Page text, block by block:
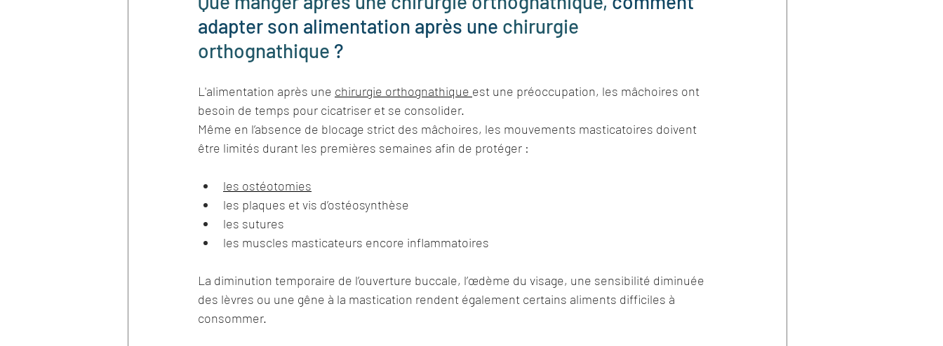
adapter son alimentation après une chirurgie
orthognathique ?
L'alimentation après une chirurgie orthognathique est une préoccupation, les mâchoires ont
besoin de temps pour cicatriser et se consolider.
Même en l’absence de blocage strict des mâchoires, les mouvements masticatoires doivent
être limités durant les premières semaines afin de protéger :
les ostéotomies
les plaques et vis d’ostéosynthèse
les sutures
les muscles masticateurs encore inflammatoires
La diminution temporaire de l’ouverture buccale, l’œdème du visage, une sensibilité diminuée
des lèvres ou une gêne à la mastication rendent également certains aliments difficiles à
consommer.